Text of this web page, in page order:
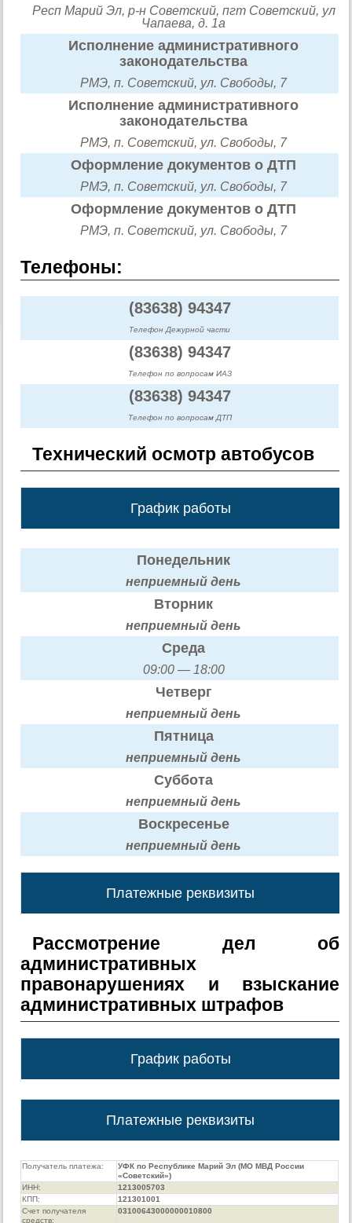
Респ Марий Эл, р-н Советский, пгт Советский, ул
Чапаева, д. 1а
Исполнение административного
законодательства
РМЭ, п. Советский, ул. Свободы, 7
Исполнение административного
законодательства
РМЭ, п. Советский, ул. Свободы, 7
Оформление документов о ДТП
РМЭ, п. Советский, ул. Свободы, 7
Оформление документов о ДТП
РМЭ, п. Советский, ул. Свободы, 7
Телефоны:
(83638) 94347
Телефон Дежурной части
(83638) 94347
Телефон по вопросам ИАЗ
(83638) 94347
Телефон по вопросам ДТП
Технический осмотр автобусов
График работы
Понедельник
неприемный день
Вторник
неприемный день
Среда
09:00 — 18:00
Четверг
неприемный день
Пятница
неприемный день
Суббота
неприемный день
Воскресенье
неприемный день
Платежные реквизиты
Рассмотрение дел об
административных
правонарушениях и взыскание
административных штрафов
График работы
Платежные реквизиты
Получатель платежа:
УФК по Республике Марий Эл (МО МВД России
«Советский»)
ИНН:
1213005703
КПП:
121301001
Счет получателя
средств:
03100643000000010800